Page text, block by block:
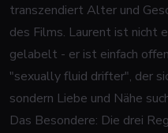
transzendiert Alter und
des Films. Laurent ist nicht
gelabelt - er ist einfach
"sexually fluid drifter", der
sondern Liebe und Nähe
Das Besondere: Die drei